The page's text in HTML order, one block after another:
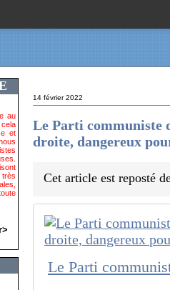
au
et
14 février 2022
Le Parti communiste
droite, dangereux
Cet article est reposté